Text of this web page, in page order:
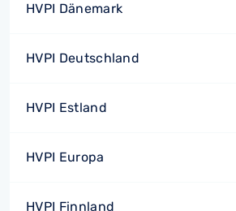
HVPI Dänemark
HVPI Deutschland
HVPI Estland
HVPI Europa
HVPI Finnland